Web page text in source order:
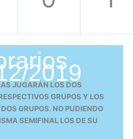
2019
JUGARÁN LOS DOS
GRUPOS Y LOS
GRUPOS. NO PUDIENDO
SEMIFINAL LOS DE SU